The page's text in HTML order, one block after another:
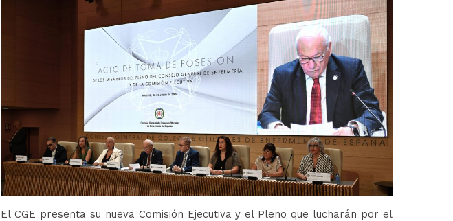
El CGE presenta su nueva Comisión Ejecutiva y el Pleno que lucharán por el